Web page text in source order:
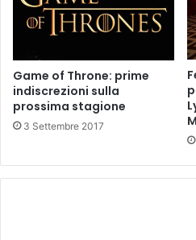
Game of Throne: prime
indiscrezioni sulla
prossima stagione
3 Settembre 2017